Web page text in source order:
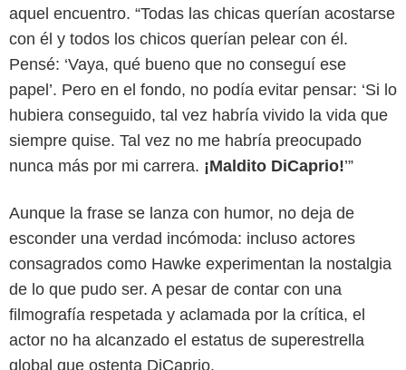
aquel encuentro. “Todas las chicas querían acostarse
con él y todos los chicos querían pelear con él.
Pensé: ‘Vaya, qué bueno que no conseguí ese
papel’. Pero en el fondo, no podía evitar pensar: ‘Si lo
hubiera conseguido, tal vez habría vivido la vida que
siempre quise. Tal vez no me habría preocupado
nunca más por mi carrera. ¡Maldito DiCaprio!’”
Aunque la frase se lanza con humor, no deja de
esconder una verdad incómoda: incluso actores
consagrados como Hawke experimentan la nostalgia
de lo que pudo ser. A pesar de contar con una
filmografía respetada y aclamada por la crítica, el
actor no ha alcanzado el estatus de superestrella
global que ostenta DiCaprio.